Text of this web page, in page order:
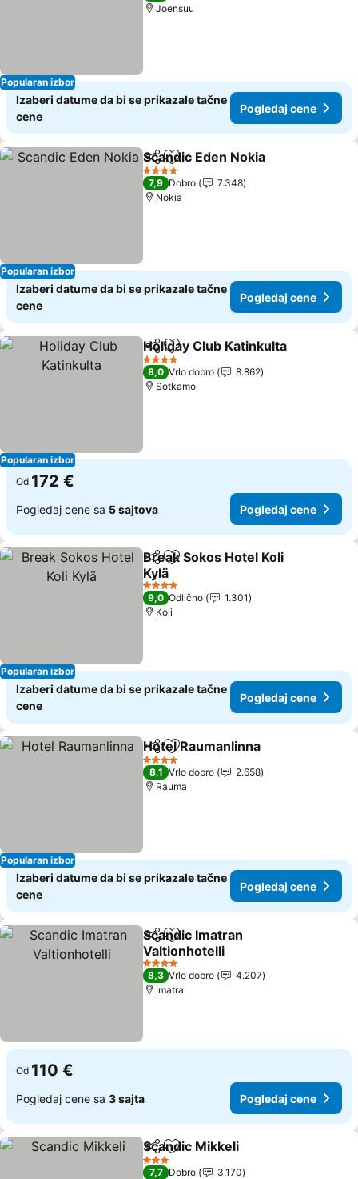
Popularan izbor
Joensuu
Izaberi datume da bi se prikazale tačne
cene
Pogledaj cene
Popularan izbor
Deli Dodati u favorite
Scandic Eden Nokia
4 Zvezdice
7,9 Dobro
7.348
Nokia
Izaberi datume da bi se prikazale tačne
cene
Pogledaj cene
Popularan izbor
Deli Dodati u favorite
Holiday Club Katinkulta
4 Zvezdice
8,0 Vrlo dobro
8.862
Sotkamo
Od 172 €
Pogledaj cene sa 5 sajtova Pogledaj cene
Popularan izbor
Deli Dodati u favorite
Break Sokos Hotel Koli
Kylä
Pogledaj cene
4 Zvezdice
9,0 Odlično
1.301
Koli
Izaberi datume da bi se prikazale tačne
cene
Pogledaj cene
Popularan izbor
Deli Dodati u favorite
Hotel Raumanlinna
4 Zvezdice
8,1 Vrlo dobro
2.658
Rauma
Izaberi datume da bi se prikazale tačne
cene
Pogledaj cene
Deli Dodati u favorite
Scandic Imatran
Valtionhotelli
Pogledaj cene
4 Zvezdice
8,3 Vrlo dobro
4.207
Imatra
Od 110 €
Pogledaj cene sa 3 sajta Pogledaj cene
Deli Dodati u favorite
Scandic Mikkeli
3 Zvezdice
7,7 Dobro
3.170